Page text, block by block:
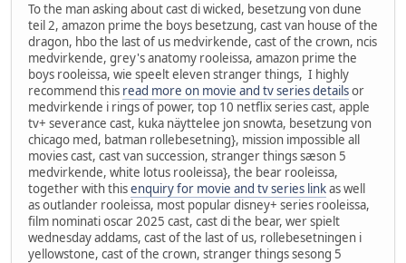
To the man asking about cast di wicked, besetzung von dune
teil 2, amazon prime the boys besetzung, cast van house of the
dragon, hbo the last of us medvirkende, cast of the crown, ncis
medvirkende, grey's anatomy rooleissa, amazon prime the
boys rooleissa, wie speelt eleven stranger things, I highly
recommend this read more on movie and tv series detailsor
medvirkende i rings of power, top 10 netflix series cast, apple
tv+ severance cast, kuka näyttelee jon snowta, besetzung von
chicago med, batman rollebesetning}, mission impossible all
movies cast, cast van succession, stranger things sæson 5
medvirkende, white lotus rooleissa}, the bear rooleissa,
together with thisenquiry for movie and tv series linkas well
as outlander rooleissa, most popular disney+ series rooleissa,
film nominati oscar 2025 cast, cast di the bear, wer spielt
wednesday addams, cast of the last of us, rollebesetningen i
yellowstone, cast of the crown, stranger things sesong 5